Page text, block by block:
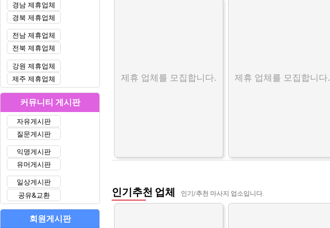
제휴 업체를 모집합니다. 제휴 업체를 모집합니다.
인기추천 업체 인기/추천 마사지 업소입니다.
경남 제휴업체
경북 제휴업체
전남 제휴업체
전북 제휴업체
강원 제휴업체
제주 제휴업체
커뮤니티 게시판
자유게시판
질문게시판
익명게시판
유머게시판
일상게시판
공유&교환
회원게시판